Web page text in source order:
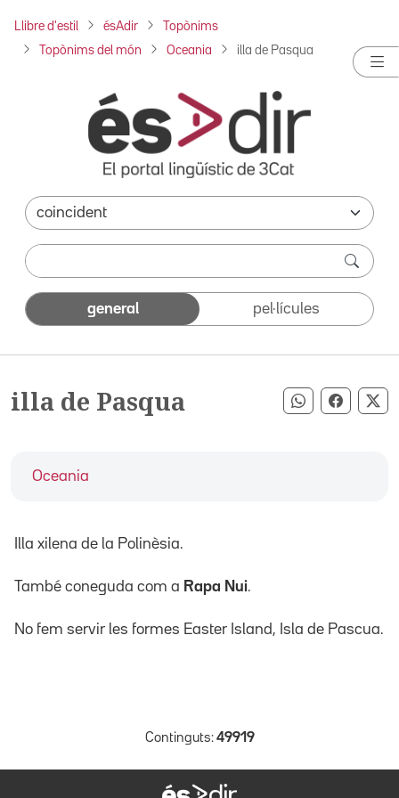
Llibre d'estil ésAdir Topònims
Topònims del món Oceania illa de Pasqua
general pel·lícules
illa de Pasqua Compartir
Oceania
Illa xilena de la Polinèsia.
També coneguda com a Rapa Nui.
No fem servir les formes Easter Island, Isla de Pascua.
Continguts: 49919